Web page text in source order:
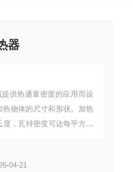
器
供热通量密度的应用而设
物体的尺寸和形状。加热
，瓦特密度可达每平方英
04-21